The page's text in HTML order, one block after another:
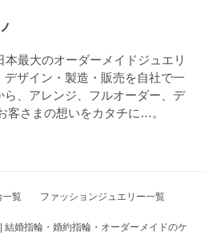
最大のオーダーメイドジュエリ
ザイン・製造・販売を自社で一
、アレンジ、フルオーダー、デ
客さまの想いをカタチに…。
一覧 ファッションジュエリー一覧
結婚指輪・婚約指輪・オーダーメイドのケ